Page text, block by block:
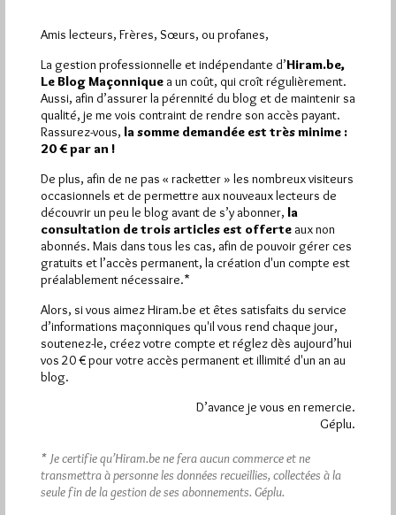
visiteset 4 830 pages ont été lues (Source :
Pirsch.io)
Plus d’informations
Abonnement aux Newsletters - RSS
Amis lecteurs, Frères, Sœurs, ou profanes,
La gestion professionnelle et indépendante d’Hiram.be,
Le Blog Maçonnique a un coût, qui croît régulièrement.
Aussi, afin d’assurer la pérennité du blog et de maintenir sa
qualité, je me vois contraint de rendre son accès payant.
Rassurez-vous, la somme demandée est très minime :
20 € par an !
De plus, afin de ne pas « racketter » les nombreux visiteurs
occasionnels et de permettre aux nouveaux lecteurs de
découvrir un peu le blog avant de s’y abonner, la
consultation de trois articles est offerte aux non
abonnés. Mais dans tous les cas, afin de pouvoir gérer ces
gratuits et l’accès permanent, la création d'un compte est
préalablement nécessaire.*
Alors, si vous aimez Hiram.be et êtes satisfaits du service
d’informations maçonniques qu'il vous rend chaque jour,
soutenez-le, créez votre compte et réglez dès aujourd’hui
vos 20 € pour votre accès permanent et illimité d'un an au
blog.
D’avance je vous en remercie.
Géplu.
* Je certifie qu’Hiram.be ne fera aucun commerce et ne
transmettra à personne les données recueillies, collectées à la
seule fin de la gestion de ses abonnements. Géplu.